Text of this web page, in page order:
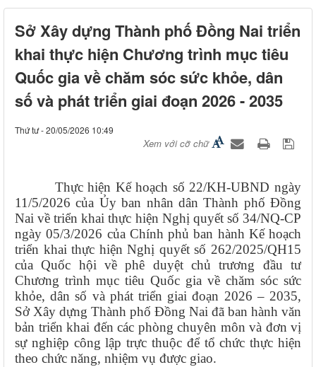
Sở Xây dựng Thành phố Đồng Nai triển
khai thực hiện Chương trình mục tiêu
Quốc gia về chăm sóc sức khỏe, dân
số và phát triển giai đoạn 2026 - 2035
Thứ tư - 20/05/2026 10:49
Xem với cỡ chữ
Thực hiện Kế hoạch số 22/KH-UBND ngày
11/5/2026 của Ủy ban nhân dân Thành phố Đồng
Nai về triển khai thực hiện Nghị quyết số 34/NQ-CP
ngày 05/3/2026 của Chính phủ ban hành Kế hoạch
triển khai thực hiện Nghị quyết số 262/2025/QH15
của Quốc hội về phê duyệt chủ trương đầu tư
Chương trình mục tiêu Quốc gia về chăm sóc sức
khỏe, dân số và phát triển giai đoạn 2026 – 2035,
Sở Xây dựng Thành phố Đồng Nai đã ban hành văn
bản triển khai đến các phòng chuyên môn và đơn vị
sự nghiệp công lập trực thuộc để tổ chức thực hiện
theo chức năng, nhiệm vụ được giao.